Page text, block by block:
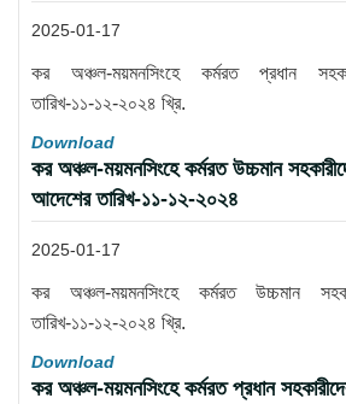
2025-01-17
কর অঞ্চল-ময়মনসিংহে কর্মরত প্রধান
তারিখ-১১-১২-২০২৪ খ্রি.
Download
কর অঞ্চল-ময়মনসিংহে কর্মরত উচ্চমান
আদেশের তারিখ-১১-১২-২০২৪
2025-01-17
কর অঞ্চল-ময়মনসিংহে কর্মরত উচ্চমান
তারিখ-১১-১২-২০২৪ খ্রি.
Download
কর অঞ্চল-ময়মনসিংহে কর্মরত প্রধান